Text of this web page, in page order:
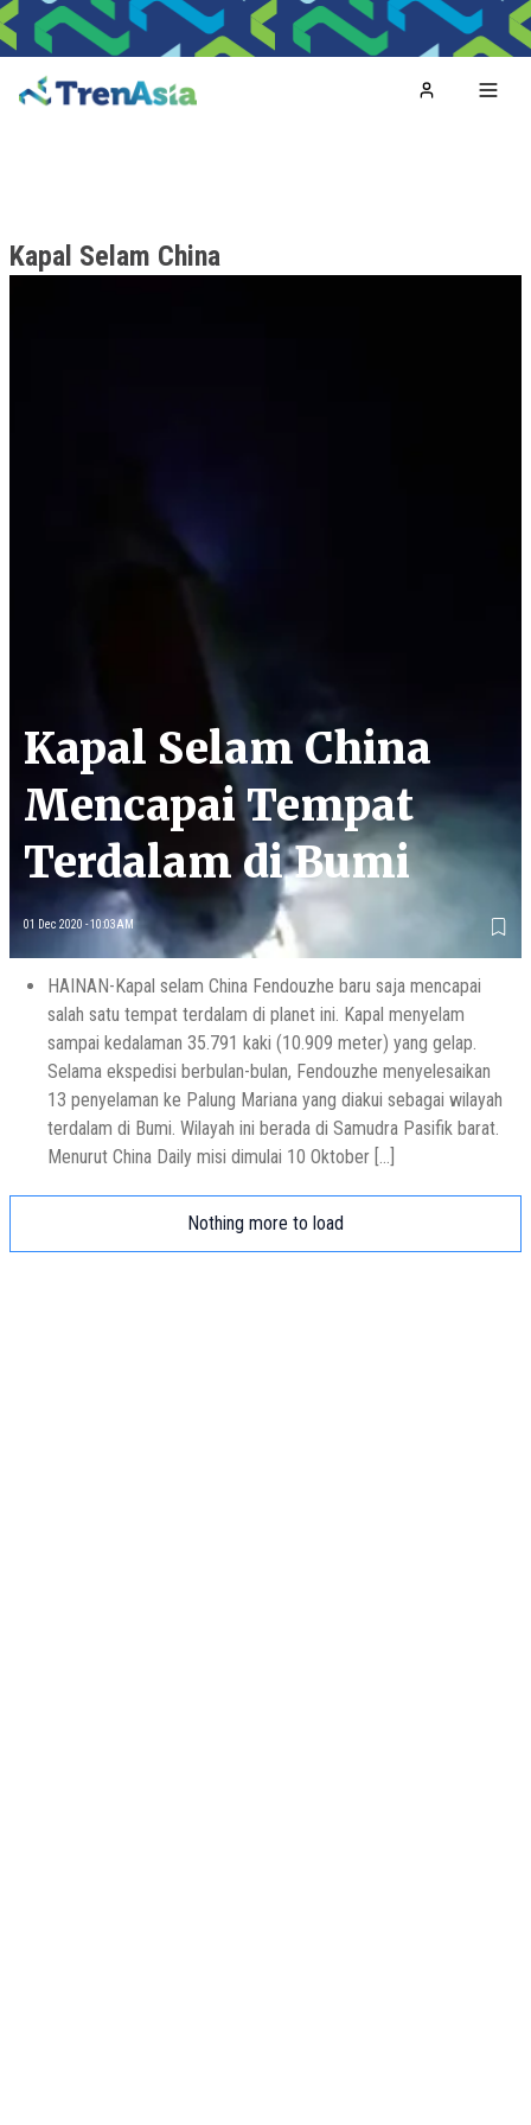
Home
Kapal Selam China
Kapal Selam China
Mencapai Tempat
Terdalam di Bumi
01 Dec 2020 - 10:03AM
HAINAN-Kapal selam China Fendouzhe baru saja mencapai
salah satu tempat terdalam di planet ini. Kapal menyelam
sampai kedalaman 35.791 kaki (10.909 meter) yang gelap.
Selama ekspedisi berbulan-bulan, Fendouzhe menyelesaikan
13 penyelaman ke Palung Mariana yang diakui sebagai wilayah
terdalam di Bumi. Wilayah ini berada di Samudra Pasifik barat.
Menurut China Daily misi dimulai 10 Oktober […]
Nothing more to load